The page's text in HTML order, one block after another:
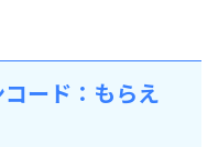
ード：もらえ